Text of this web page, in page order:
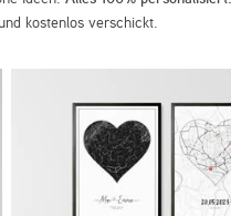
kostenlos verschickt.